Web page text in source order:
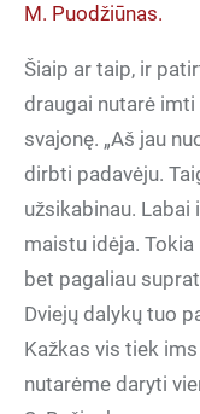
M. Puodžiūnas.
Šiaip ar taip, ir
draugai nutarė
svajonę. „Aš jau
dirbti padavėju.
užsikabinau.
maistu idėja.
bet pagaliau
Dviejų dalykų tuo
Kažkas vis tiek
nutarėme daryti